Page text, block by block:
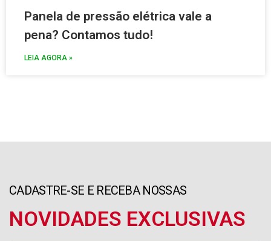
Panela de pressão elétrica vale a
pena? Contamos tudo!
LEIA AGORA »
CADASTRE-SE E RECEBA NOSSAS
NOVIDADES EXCLUSIVAS